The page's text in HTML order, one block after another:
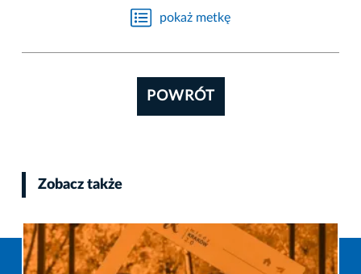
pokaż metkę
POWRÓT
Zobacz także